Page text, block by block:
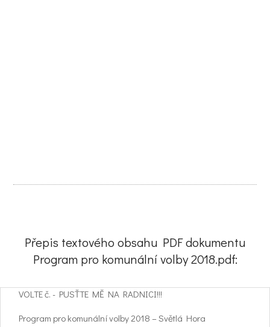
Přepis textového obsahu PDF dokumentu
Program pro komunální volby 2018.pdf:
VOLTE č. - PUSŤTE MĚ NA RADNICI!!!
Program pro komunální volby 2018 – Světlá Hora